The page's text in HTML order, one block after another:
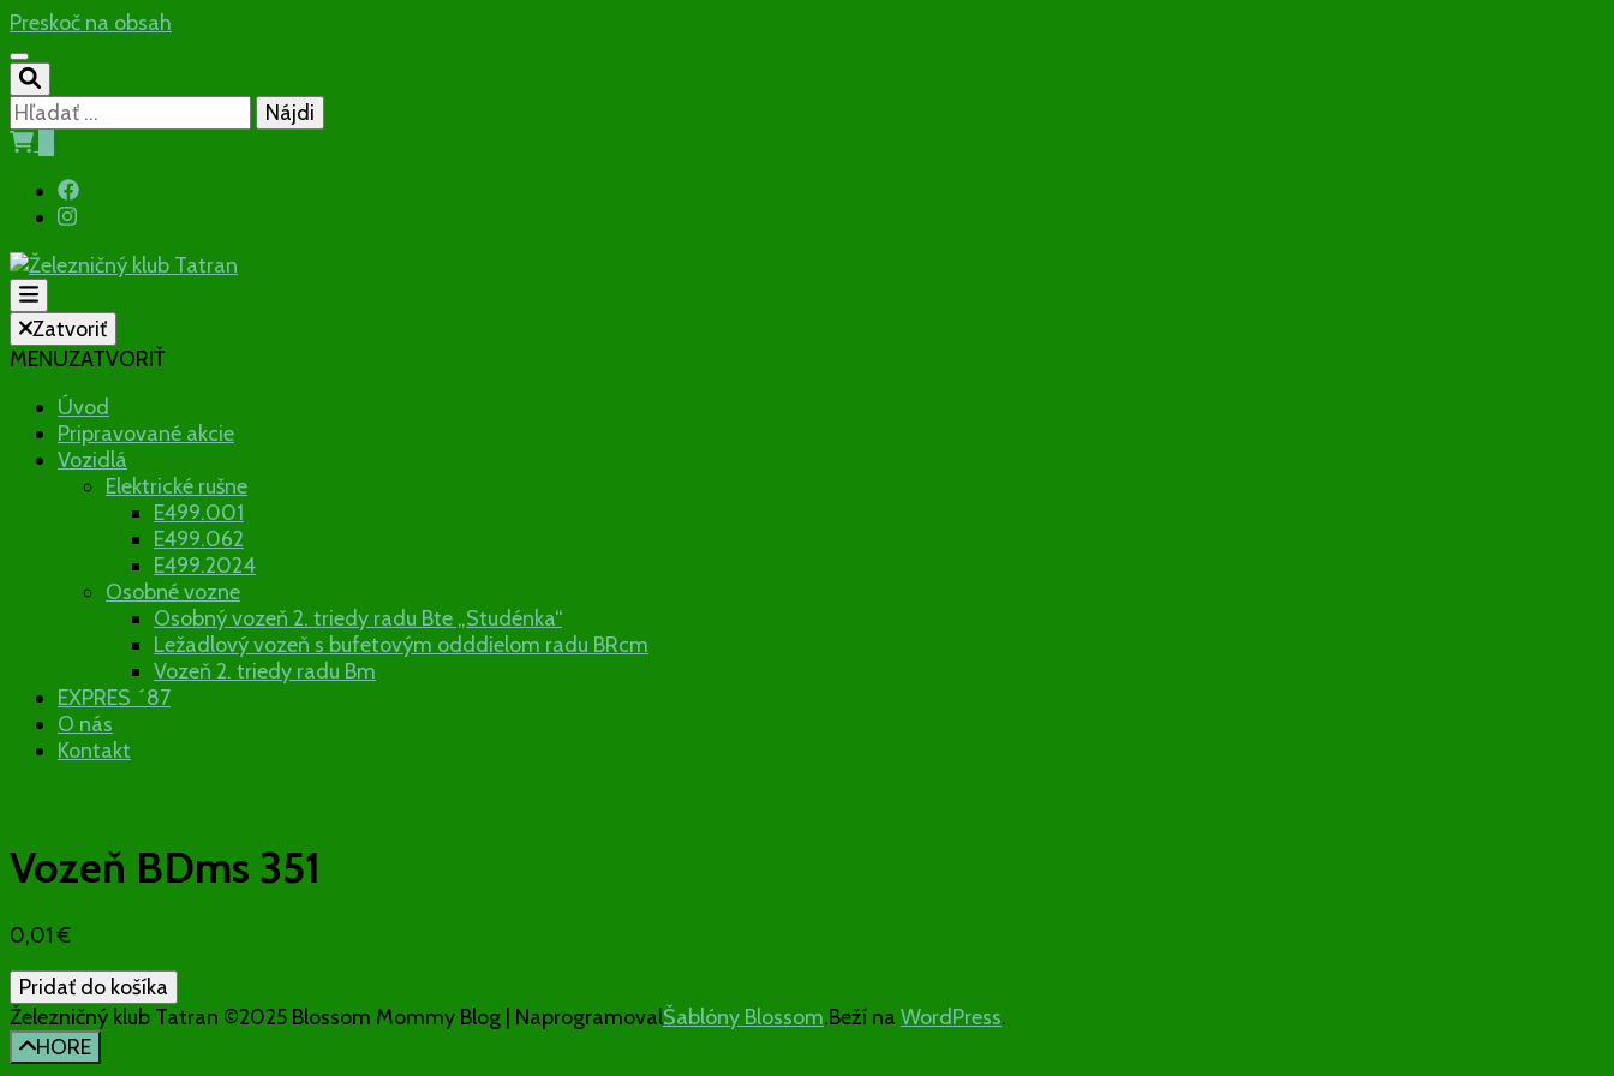
Preskoč na obsah
Hľadať:
Železničný klub Tatran
Občianske združenie
Zatvoriť
MENUZATVORIŤ
Úvod
Pripravované akcie
Vozidlá
Elektrické rušne
E499.001
E499.062
E499.2024
Osobné vozne
Osobný vozeň 2. triedy radu Bte „Studénka“
Ležadlový vozeň s bufetovým odddielom radu BRcm
Vozeň 2. triedy radu Bm
EXPRES ´87
O nás
Kontakt
Vozeň BDms 351
0,01€
množstvo
Vozeň
BDms
351
Pridať do košíka
Železničný klub Tatran ©2025 Blossom Mommy Blog | NaprogramovalŠablóny Blossom.Beží na WordPress.
HORE